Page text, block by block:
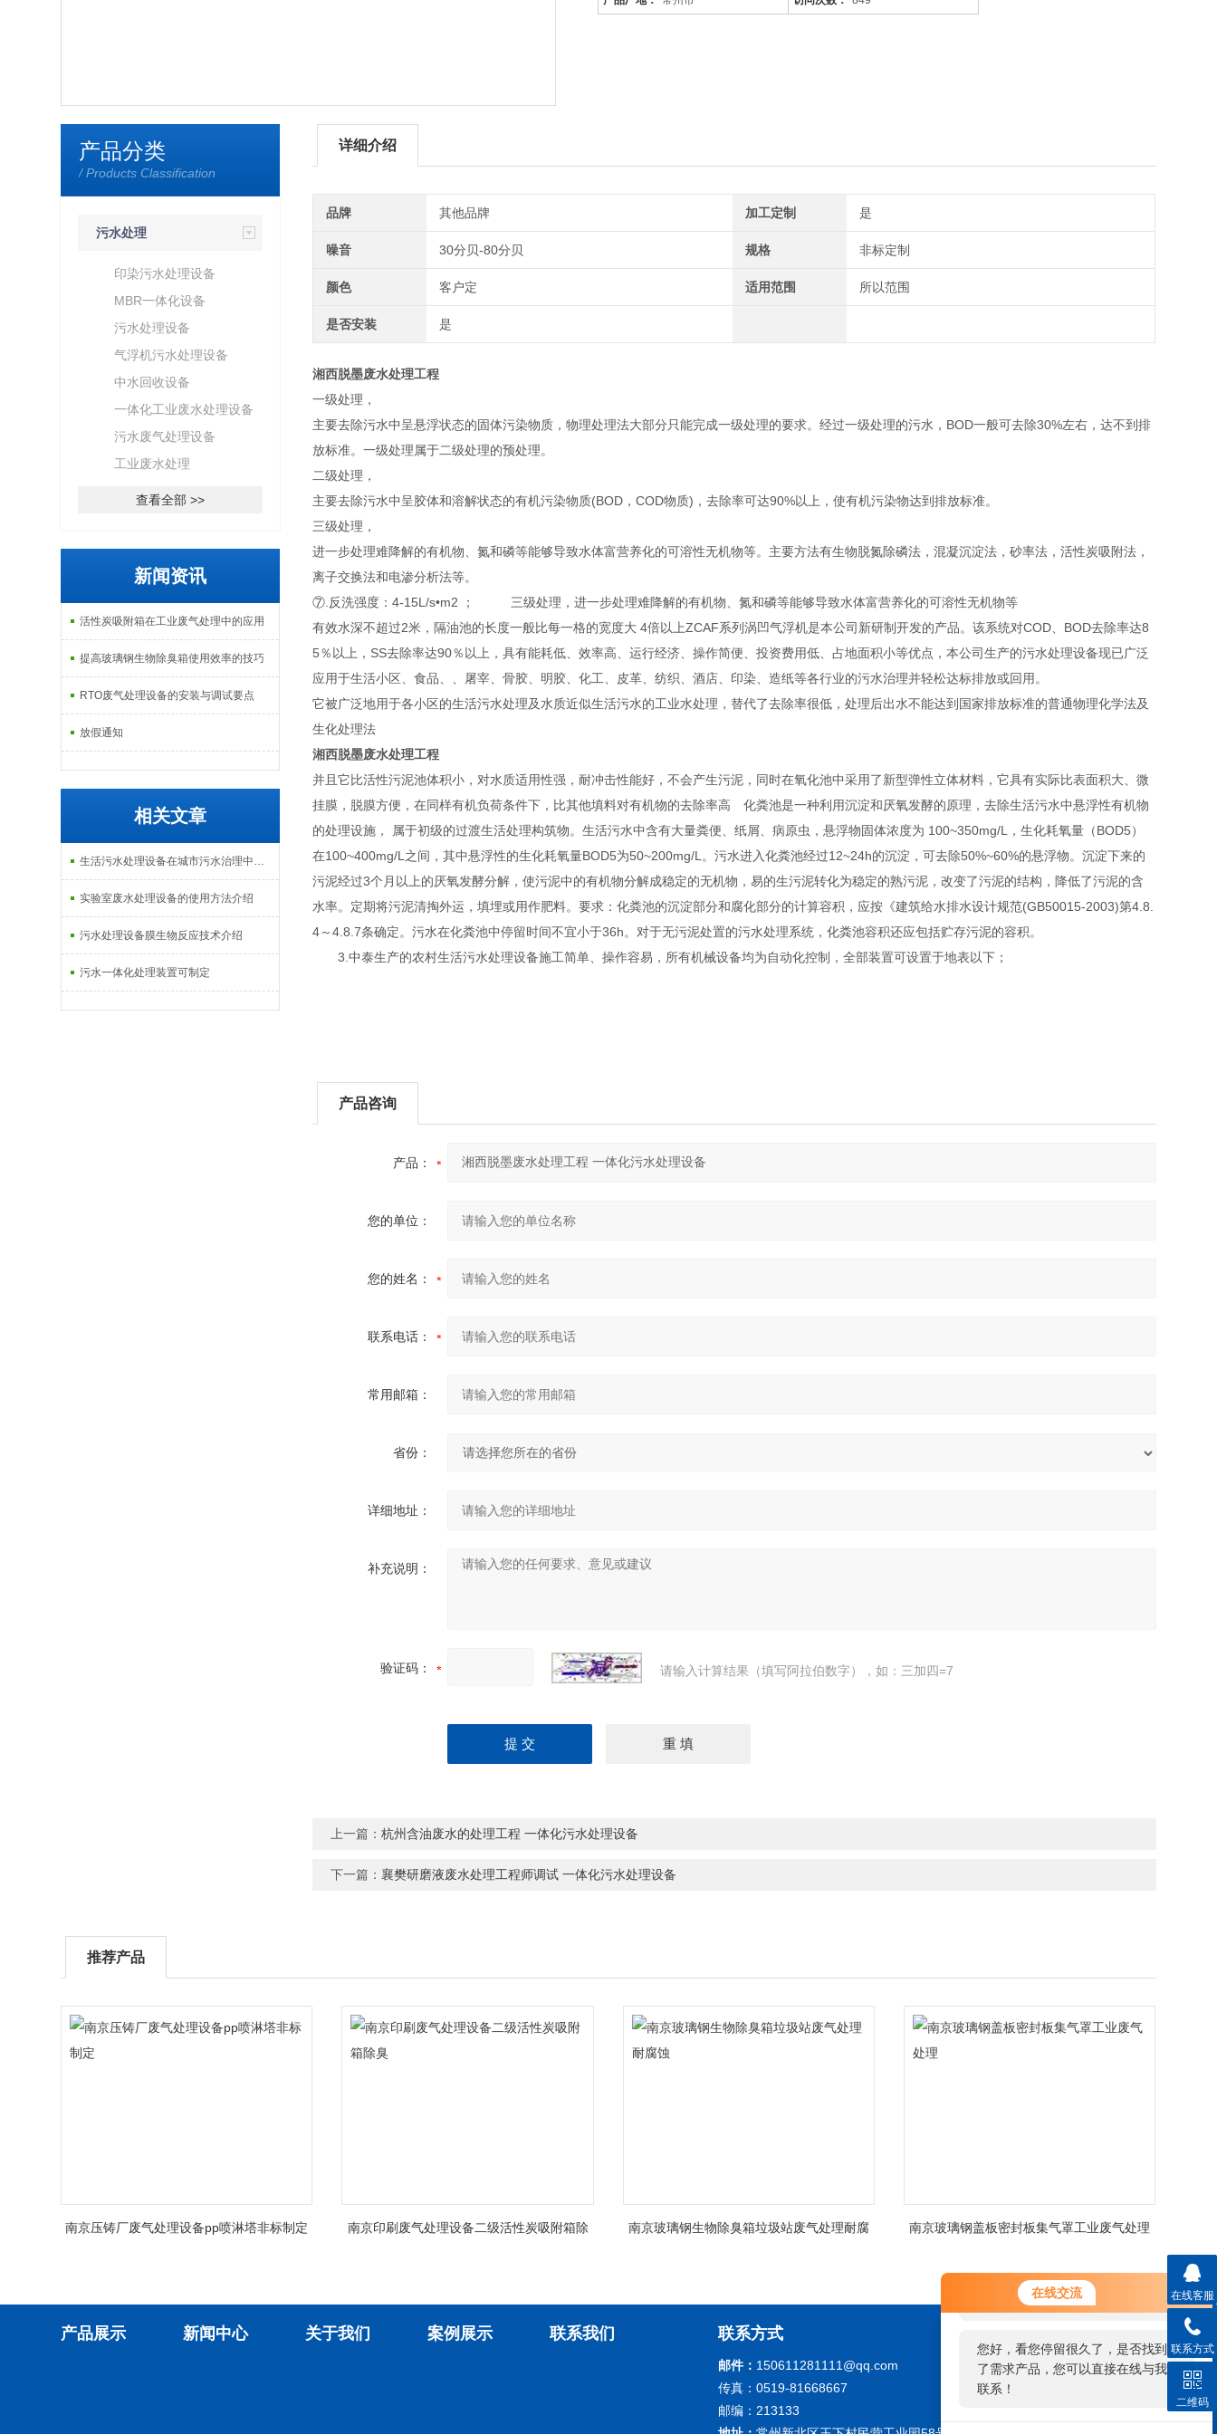
在线交流
您好！欢迎前来咨询，很高兴为您
服务，请问您要咨询什么问题呢？
您好，看您停留很久了，是否找到
了需求产品，您可以直接在线与我
联系！
产品分类
/ Products Classification
污水处理
印染污水处理设备
MBR一体化设备
污水处理设备
气浮机污水处理设备
中水回收设备
一体化工业废水处理设备
污水废气处理设备
工业废水处理
查看全部 >>
新闻资讯
活性炭吸附箱在工业废气处理中的应用
提高玻璃钢生物除臭箱使用效率的技巧
RTO废气处理设备的安装与调试要点
放假通知
相关文章
生活污水处理设备在城市污水治理中的应用介绍
实验室废水处理设备的使用方法介绍
污水处理设备膜生物反应技术介绍
污水一体化处理装置可制定
详细介绍
品牌 其他品牌 加工定制 是
噪音 30分贝-80分贝 规格 非标定制
颜色 客户定 适用范围 所以范围
是否安装 是
湘西脱墨废水处理工程
一级处理，
主要去除污水中呈悬浮状态的固体污染物质，物理处理法大部分只能完成一级处理的要求。经过一级处理的污水，BOD一般可去除30%左右，达不到排
放标准。一级处理属于二级处理的预处理。
二级处理，
主要去除污水中呈胶体和溶解状态的有机污染物质(BOD，COD物质)，去除率可达90%以上，使有机污染物达到排放标准。
三级处理，
进一步处理难降解的有机物、氮和磷等能够导致水体富营养化的可溶性无机物等。主要方法有生物脱氮除磷法，混凝沉淀法，砂率法，活性炭吸附法，
离子交换法和电渗分析法等。
⑦.反洗强度：4-15L/s•m2 ； 三级处理，进一步处理难降解的有机物、氮和磷等能够导致水体富营养化的可溶性无机物等
有效水深不超过2米，隔油池的长度一般比每一格的宽度大 4倍以上ZCAF系列涡凹气浮机是本公司新研制开发的产品。该系统对COD、BOD去除率达8
5％以上，SS去除率达90％以上，具有能耗低、效率高、运行经济、操作简便、投资费用低、占地面积小等优点，本公司生产的污水处理设备现已广泛
应用于生活小区、食品、、屠宰、骨胶、明胶、化工、皮革、纺织、酒店、印染、造纸等各行业的污水治理并轻松达标排放或回用。
它被广泛地用于各小区的生活污水处理及水质近似生活污水的工业水处理，替代了去除率很低，处理后出水不能达到国家排放标准的普通物理化学法及
生化处理法
湘西脱墨废水处理工程
并且它比活性污泥池体积小，对水质适用性强，耐冲击性能好，不会产生污泥，同时在氧化池中采用了新型弹性立体材料，它具有实际比表面积大、微
挂膜，脱膜方便，在同样有机负荷条件下，比其他填料对有机物的去除率高 化粪池是一种利用沉淀和厌氧发酵的原理，去除生活污水中悬浮性有机物
的处理设施， 属于初级的过渡生活处理构筑物。生活污水中含有大量粪便、纸屑、病原虫，悬浮物固体浓度为 100~350mg/L，生化耗氧量（BOD5）
在100~400mg/L之间，其中悬浮性的生化耗氧量BOD5为50~200mg/L。污水进入化粪池经过12~24h的沉淀，可去除50%~60%的悬浮物。沉淀下来的
污泥经过3个月以上的厌氧发酵分解，使污泥中的有机物分解成稳定的无机物，易的生污泥转化为稳定的熟污泥，改变了污泥的结构，降低了污泥的含
水率。定期将污泥清掏外运，填埋或用作肥料。要求：化粪池的沉淀部分和腐化部分的计算容积，应按《建筑给水排水设计规范(GB50015-2003)第4.8.
4～4.8.7条确定。污水在化粪池中停留时间不宜小于36h。对于无污泥处置的污水处理系统，化粪池容积还应包括贮存污泥的容积。
3.中泰生产的农村生活污水处理设备施工简单、操作容易，所有机械设备均为自动化控制，全部装置可设置于地表以下；
产品咨询
产品：
您的单位：
您的姓名：
联系电话：
常用邮箱：
省份：
详细地址：
补充说明：
验证码： 请输入计算结果（填写阿拉伯数字），如：三加四=7
上一篇：杭州含油废水的处理工程 一体化污水处理设备
下一篇： 襄樊研磨液废水处理工程师调试 一体化污水处理设备
推荐产品
南京压铸厂废气处理设备pp喷淋塔非标制定
南京印刷废气处理设备二级活性炭吸附箱除
南京玻璃钢生物除臭箱垃圾站废气处理耐腐
南京玻璃钢盖板密封板集气罩工业废气处理
产品展示 新闻中心 关于我们 案例展示 联系我们 联系方式
邮件： 150611281111@qq.com
传真：0519-81668667
邮编：213133
在线客服
联系方式
二维码